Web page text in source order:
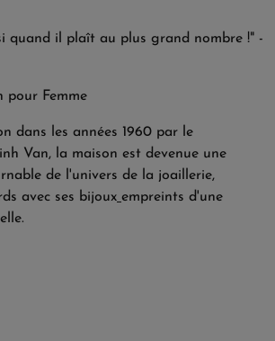
quand il plaît au plus grand nombre !" -
pour Femme
dans les années 1960 par le
Van, la maison est devenue une
de l'univers de la joaillerie,
avec ses bijoux empreints d'une